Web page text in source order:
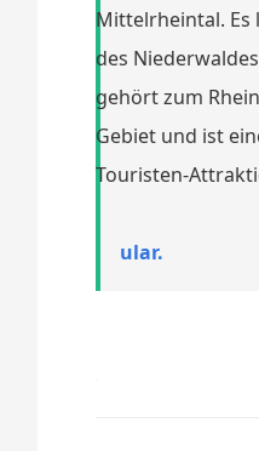
Mittelrheintal. Es
des
gehört zum
Gebiet und ist
Touristen-
ular.